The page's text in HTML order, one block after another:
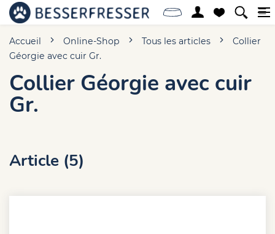
Accueil Online-Shop Tous les articles
Collier
Géorgie avec cuir Gr.
Collier Géorgie avec cuir
Gr.
Article (5)